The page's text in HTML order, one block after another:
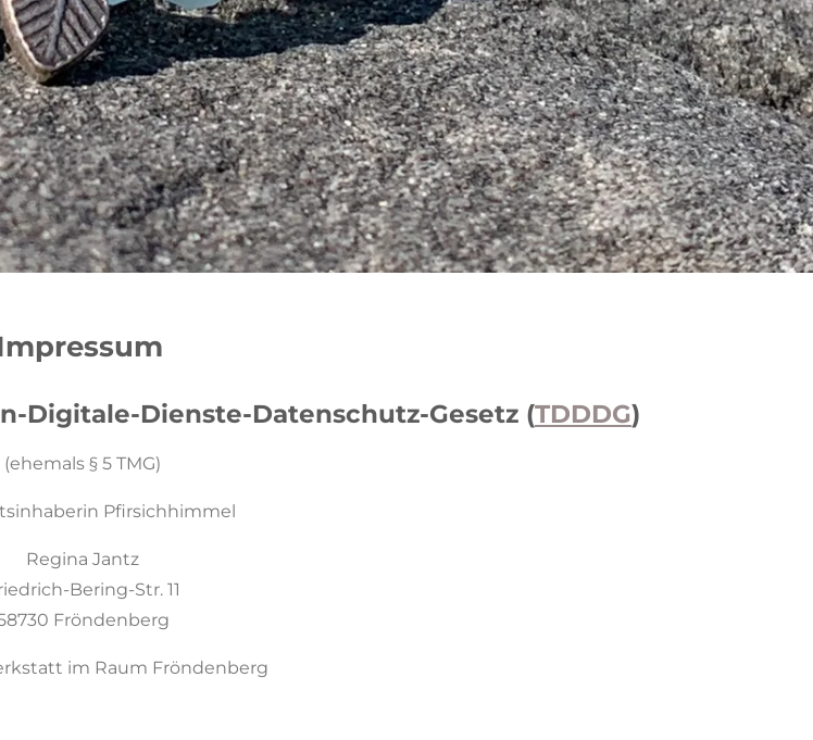
Digitale-Dienste-Datenschutz-Gesetz (TDDDG)
(ehemals § 5 TMG)
Pfirsichhimmel
Regina Jantz
Bering-Str. 11
Fröndenberg
im Raum Fröndenberg